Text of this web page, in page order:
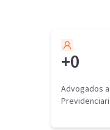
+0
Advogados